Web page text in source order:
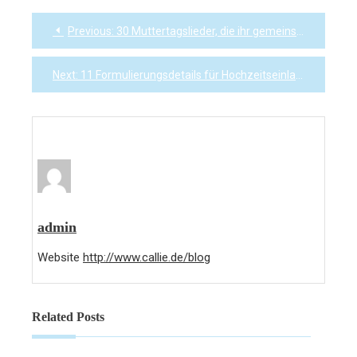
Post
navigation
Previous: 30 Muttertagslieder, die ihr gemeinsam vorgespielt werden können
Next: 11 Formulierungsdetails für Hochzeitseinladungen, die fesseln und begeistern
admin
Website http://www.callie.de/blog
Related Posts